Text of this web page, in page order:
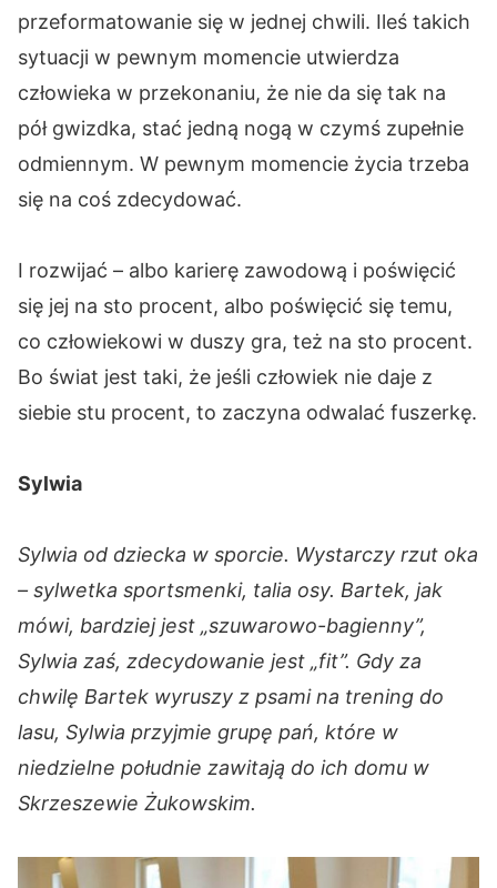
przeformatowanie się w jednej chwili. Ileś takich
sytuacji w pewnym momencie utwierdza
człowieka w przekonaniu, że nie da się tak na
pół gwizdka, stać jedną nogą w czymś zupełnie
odmiennym. W pewnym momencie życia trzeba
się na coś zdecydować.
I rozwijać – albo karierę zawodową i poświęcić
się jej na sto procent, albo poświęcić się temu,
co człowiekowi w duszy gra, też na sto procent.
Bo świat jest taki, że jeśli człowiek nie daje z
siebie stu procent, to zaczyna odwalać fuszerkę.
Sylwia
Sylwia od dziecka w sporcie. Wystarczy rzut oka
– sylwetka sportsmenki, talia osy. Bartek, jak
mówi, bardziej jest „szuwarowo-bagienny”,
Sylwia zaś, zdecydowanie jest „fit”. Gdy za
chwilę Bartek wyruszy z psami na trening do
lasu, Sylwia przyjmie grupę pań, które w
niedzielne południe zawitają do ich domu w
Skrzeszewie Żukowskim.